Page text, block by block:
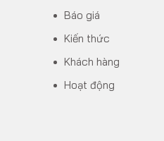
Báo giá
Kiến thức
Khách hàng
Hoạt động